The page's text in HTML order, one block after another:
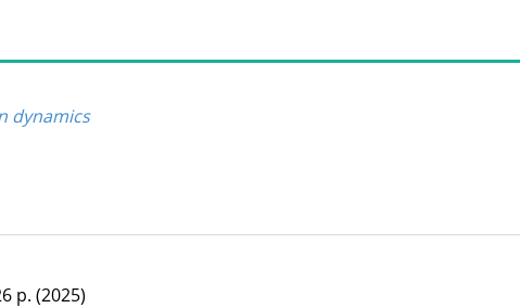
dynamics
p. (2025)